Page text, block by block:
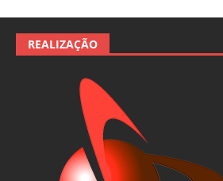
REALIZAÇÃO